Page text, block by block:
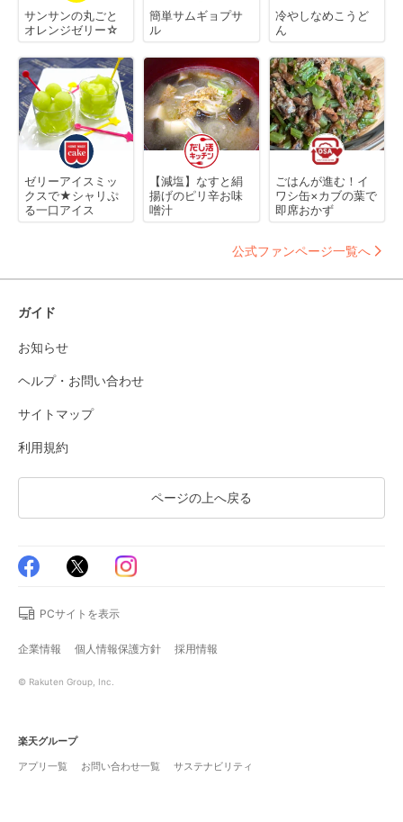
サンサンの丸ごと
オレンジゼリー☆
簡単サムギョプサ
ル
冷やしなめこうど
ん
ゼリーアイスミッ
クスで★シャリぷ
る一口アイス
【減塩】なすと絹
揚げのピリ辛お味
噌汁
ごはんが進む！イ
ワシ缶×カブの葉で
即席おかず
公式ファンページ一覧へ
ガイド
お知らせ
ヘルプ・お問い合わせ
サイトマップ
利用規約
ページの上へ戻る
PCサイトを表示
企業情報 個人情報保護方針 採用情報
© Rakuten Group, Inc.
楽天グループ
アプリ一覧
お問い合わせ一覧 サステナビリティ